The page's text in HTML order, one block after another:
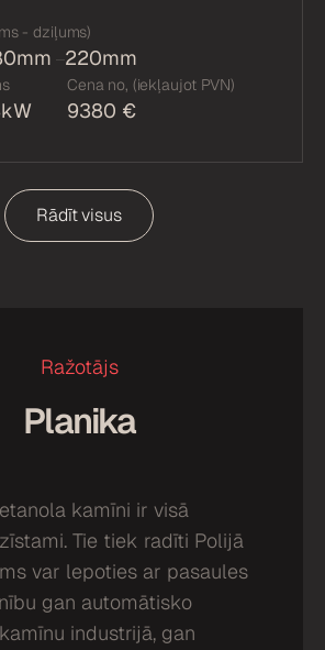
- dziļums)
220mm
Cena no, (iekļaujot PVN)
9380 €
Rādīt visus
Ražotājs
Planika
kamīni ir visā
Tie tiek radīti Polijā
var lepoties ar pasaules
gan automātisko
industrijā, gan